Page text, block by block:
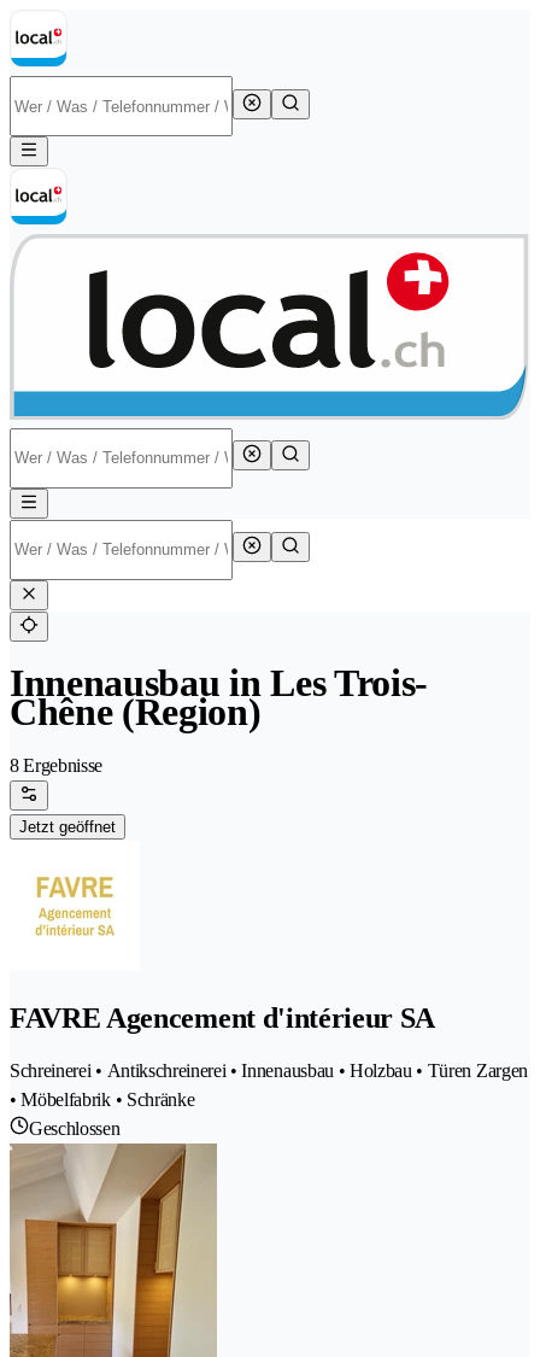
Innenausbau in Les Trois-
Chêne (Region)
8 Ergebnisse
Jetzt geöffnet
FAVRE Agencement d'intérieur SA
Schreinerei • Antikschreinerei • Innenausbau • Holzbau • Türen Zargen
• Möbelfabrik • Schränke
Geschlossen